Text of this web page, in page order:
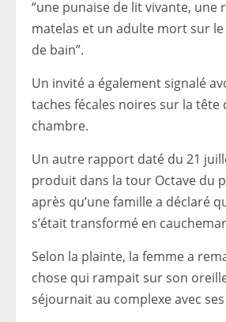
“une punaise de lit vivante, une
matelas et un adulte mort sur le
de bain”.
Un invité a également signalé
taches fécales noires sur la tête
chambre.
Un autre rapport daté du 21
produit dans la tour Octave du
après qu’une famille a déclaré
s’était transformé en
Selon la plainte, la femme a
chose qui rampait sur son
séjournait au complexe avec